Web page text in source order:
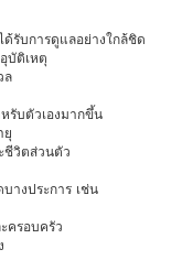
รับการดูแลอย่างใกล้ชิด
บัติเหตุ
ล
รับตัวเองมากขึ้น
ยุ
ชีวิตส่วนตัว
างประการ เช่น
ครอบครัว